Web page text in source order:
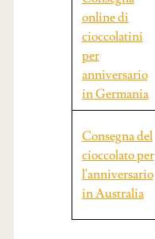
online di
cioccolatini
per
anniversario
in Germania
Consegna del
cioccolato per
l'anniversario
in Australia